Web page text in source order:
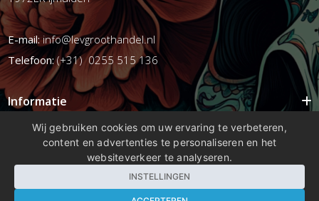
E-mail:info@levgroothandel.nl
Telefoon:(+31) 0255 515 136
Informatie
Mijn account
Wij gebruiken cookies om uw ervaring te verbeteren,
content en advertenties te personaliseren en het
websiteverkeer te analyseren.
INSTELLINGEN